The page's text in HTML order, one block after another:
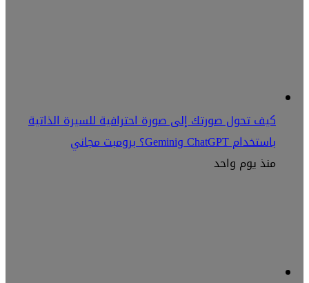
كيف تحول صورتك إلى صورة احترافية للسيرة الذاتية
باستخدام ChatGPT وGemini؟ برومبت مجاني
منذ يوم واحد